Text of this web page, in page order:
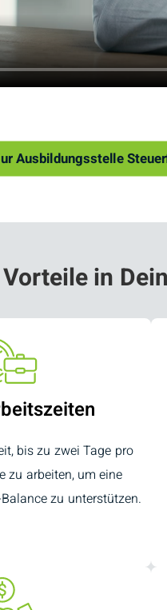
Ausbildungsstelle
Vorteile in
bis zu zwei Tage pro
zu arbeiten, um eine
zu unterstützen.